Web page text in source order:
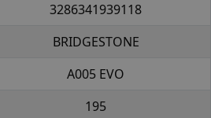
3286341939118
BRIDGESTONE
A005 EVO
195